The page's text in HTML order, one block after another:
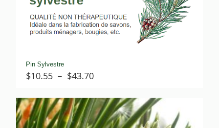
Pin Sylvestre
$10.55 – $43.70Plage
$10.55
à
$43.70